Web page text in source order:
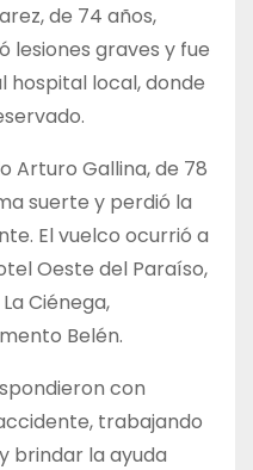
de 74 años,
lesiones graves y fue
hospital local, donde
Arturo Gallina, de 78
suerte y perdió la
El vuelco ocurrió a
Oeste del Paraíso,
Ciénega,
Belén.
con
trabajando
brindar la ayuda